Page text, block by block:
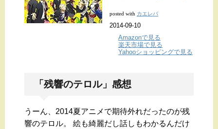
posted with カエレバ
2014-09-10
Amazonで見る
楽天市場で見る
Yahooショッピングで見る
「残響のテロル」感想
うーん、2014夏アニメで期待外れだったのが残
響のテロル。 絵も綺麗だし話しもわかるんだけ